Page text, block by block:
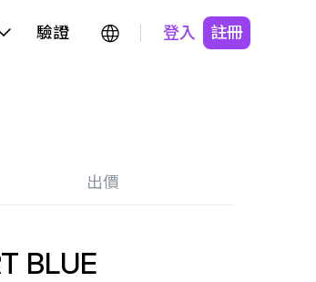
驗證 登入 註冊
出價
BLUE